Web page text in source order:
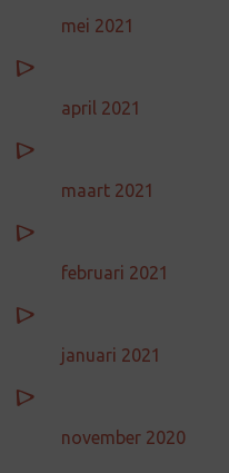
mei 2021
april 2021
maart 2021
februari 2021
januari 2021
november 2020